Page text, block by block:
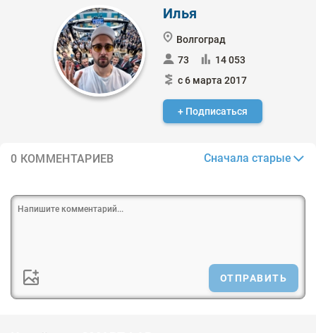
Илья
Волгоград
73
14 053
с 6 марта 2017
+ Подписаться
0 КОММЕНТАРИЕВ Сначала старые
ОТПРАВИТЬ